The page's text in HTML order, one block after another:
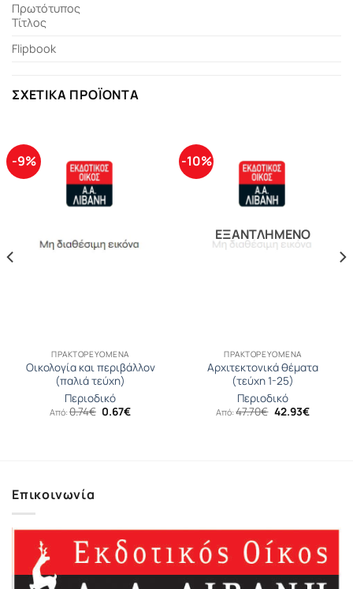
Πρωτότυπος
Τίτλος
Flipbook
ΣΧΕΤΙΚΆ ΠΡΟΪΌΝΤΑ
-9%
ΠΡΑΚΤΟΡΕΥΟΜΕΝΑ
Οικολογία και περιβάλλον
(παλιά τεύχη)
Περιοδικό
Από: 0.74€ Original
price
0.67€Η
-10%
ΕΞΑΝΤΛΗΜΈΝΟ
ΠΡΑΚΤΟΡΕΥΟΜΕΝΑ
Αρχιτεκτονικά θέματα
(τεύχη 1-25)
Περιοδικό
Από:47.70€ Original
price
42.93€Η
Επικοινωνία